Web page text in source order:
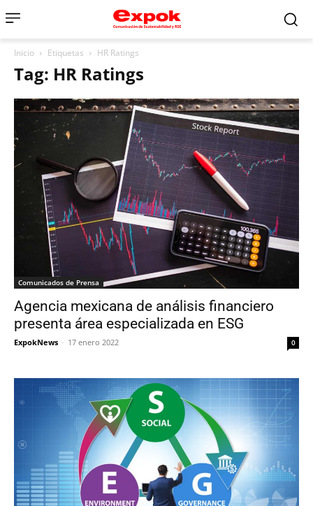
Inicio Etiquetas HR Ratings
Tag: HR Ratings
Comunicados de Prensa
Agencia mexicana de análisis financiero
presenta área especializada en ESG
ExpokNews - 17 enero 2022 0